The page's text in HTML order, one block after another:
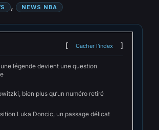
, NEWS NBA
Cacher l'index
légende devient une question
bien plus qu’un numéro retiré
Luka Doncic, un passage délicat